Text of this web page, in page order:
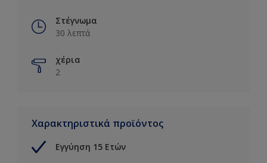
Στέγνωμα
30 λεπτά
χέρια
2
Χαρακτηριστικά προϊόντος
Εγγύηση 15 Ετών